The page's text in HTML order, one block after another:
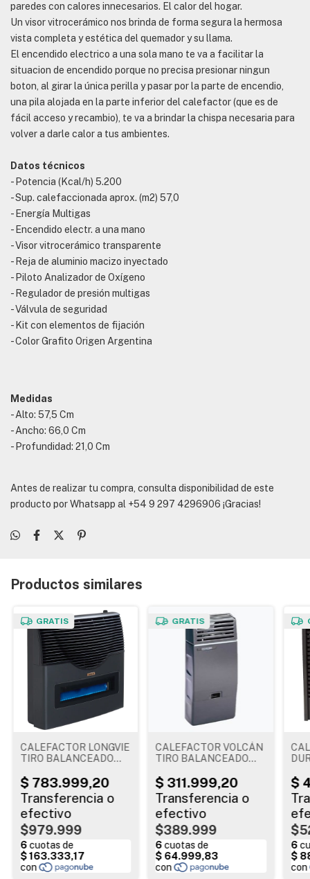
paredes con calores innecesarios. El calor del hogar.
Un visor vitrocerámico nos brinda de forma segura la hermosa
vista completa y estética del quemador y su llama.
El encendido electrico a una sola mano te va a facilitar la
situacion de encendido porque no precisa presionar ningun
boton, al girar la única perilla y pasar por la parte de encendio,
una pila alojada en la parte inferior del calefactor (que es de
fácil acceso y recambio), te va a brindar la chispa necesaria para
volver a darle calor a tus ambientes.
Datos técnicos
- Potencia (Kcal/h) 5.200
- Sup. calefaccionada aprox. (m2) 57,0
- Energía Multigas
- Encendido electr. a una mano
- Visor vitrocerámico transparente
- Reja de aluminio macizo inyectado
- Piloto Analizador de Oxígeno
- Regulador de presión multigas
- Válvula de seguridad
- Kit con elementos de fijación
- Color Grafito Origen Argentina
Medidas
- Alto: 57,5 Cm
- Ancho: 66,0 Cm
- Profundidad: 21,0 Cm
Antes de realizar tu compra, consulta disponibilidad de este
producto por Whatsapp al +54 9 297 4296906 ¡Gracias!
Productos similares
GRATIS
CALEFACTOR LONGVIE
TIRO BALANCEADO
$979.999
GRATIS
CALEFACTOR VOLCÁN
TIRO BALANCEADO
$389.999